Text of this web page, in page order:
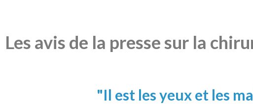
Les avis de la presse sur la
"Il est les yeux et les